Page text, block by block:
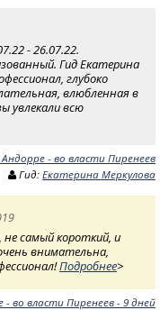
- 26.07.22.
Гид Екатерина
глубоко
влюбленная в
увлекали всю
Андорре - во власти Пиренеев
Гид: Екатерина Меркулова
самый короткий, и
внимательна,
Подробнее>
- во власти Пиренеев - 9 дней